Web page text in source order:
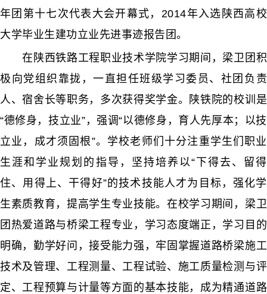
年团第十七次代表大会开幕式，2014年入选陕西高校
大学毕业生建功立业先进事迹报告团。
在陕西铁路工程职业技术学院学习期间，梁卫团积
极向党组织靠拢，一直担任班级学习委员、社团负责
人、宿舍长等职务，多次获得奖学金。陕铁院的校训是
“德修身，技立业”，强调“以德修身，育人先厚本；以技
立业，成才须固根”。学校老师们十分注重学生们职业
生涯和学业规划的指导，坚持培养以“下得去、留得
住、用得上、干得好”的技术技能人才为目标，强化学
生素质教育，提高学生专业技能。在校学习期间，梁卫
团热爱道路与桥梁工程专业，学习态度端正，学习目的
明确，勤学好问，接受能力强，牢固掌握道路桥梁施工
技术及管理、工程测量、工程试验、施工质量检测与评
定、工程预算与计量等方面的基本技能，成为精通道路